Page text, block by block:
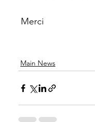
Merci
Main News